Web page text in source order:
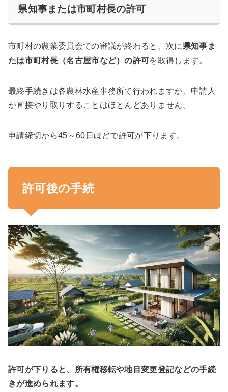
県知事または市町村長の許可
市町村の農業委員会での審議が終わると、次に 県知事ま
たは市町村長（名古屋市など）の許可を取得します。
最終手続きは各農林水産事務所で行われますが、申請人
が直接やり取りすることはほとんどありません。
申請締切から45～60日ほどで許可が下ります。
許可後の手続
許可が下りると、所有権移転や地目変更登記などの手続
きが進められます。